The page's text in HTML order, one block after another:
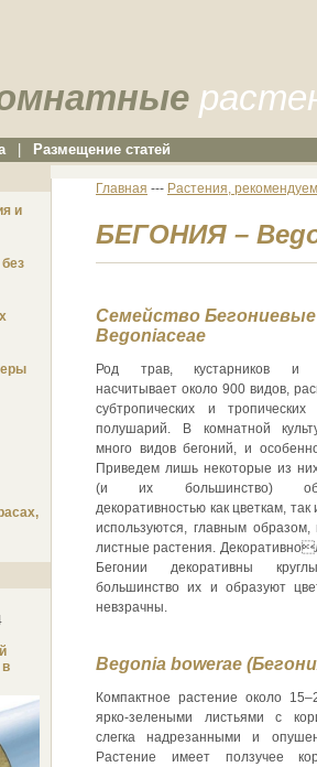
Размещение статей
и
в
Главная --- Растения,
БЕГОНИЯ –
Семейство Бегониевые
Begoniaceae
Род трав, кустарников и
насчитывает около 900 видов,
субтропических и
полушарий. В комнатной
много видов бегоний, и
Приведем лишь некоторые из
(и их большинство)
декоративностью как цветкам, так
используются, главным образом,
листные растения.
Бегонии декоративны
большинство их и образуют
невзрачны.
Begonia bowerae
Компактное растение около
ярко-зелеными листьями с
слегка надрезанными и
Растение имеет ползучее